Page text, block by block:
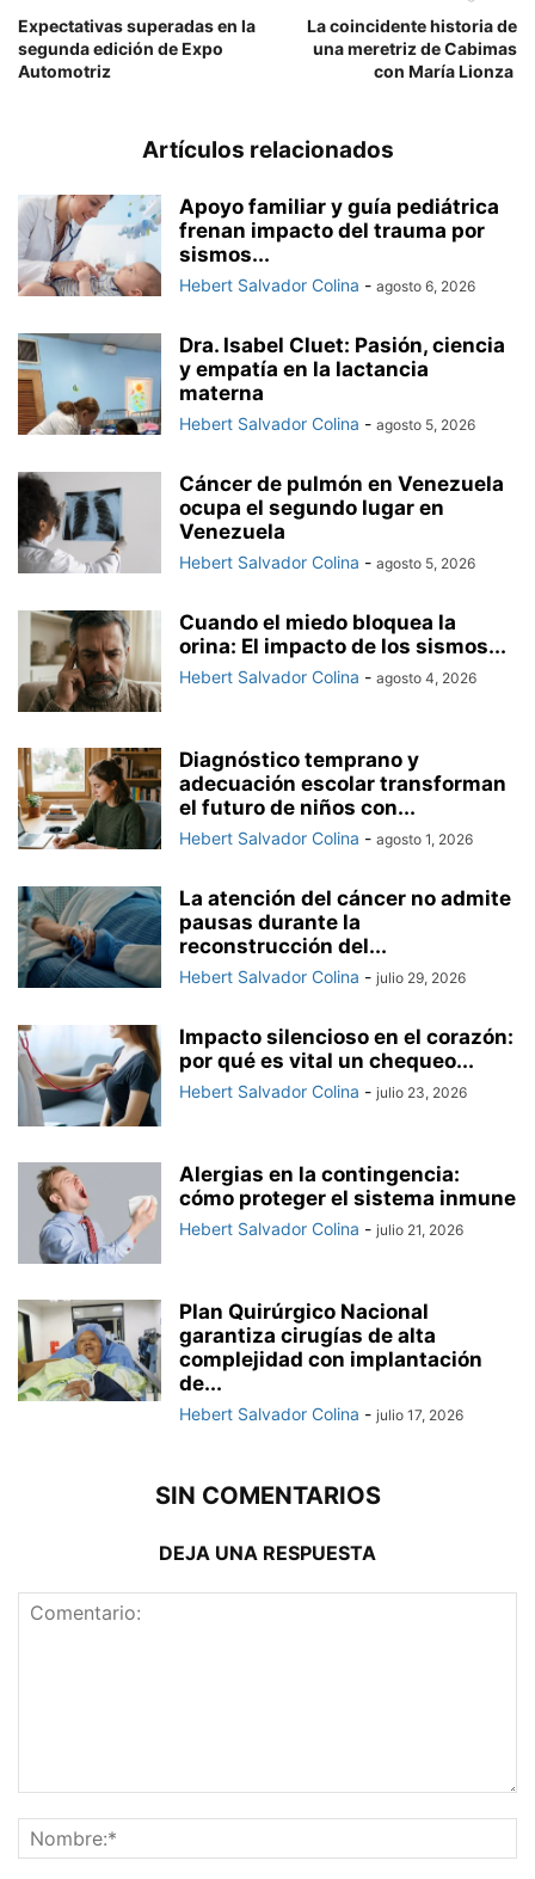
Expectativas superadas en la
segunda edición de Expo
Automotriz
La coincidente historia de
una meretriz de Cabimas
con María Lionza
Artículos relacionados
Apoyo familiar y guía pediátrica
frenan impacto del trauma por
sismos...
Hebert Salvador Colina - agosto 6, 2026
Dra. Isabel Cluet: Pasión, ciencia
y empatía en la lactancia
materna
Hebert Salvador Colina - agosto 5, 2026
Cáncer de pulmón en Venezuela
ocupa el segundo lugar en
Venezuela
Hebert Salvador Colina - agosto 5, 2026
Cuando el miedo bloquea la
orina: El impacto de los sismos...
Hebert Salvador Colina - agosto 4, 2026
Diagnóstico temprano y
adecuación escolar transforman
el futuro de niños con...
Hebert Salvador Colina - agosto 1, 2026
La atención del cáncer no admite
pausas durante la
reconstrucción del...
Hebert Salvador Colina - julio 29, 2026
Impacto silencioso en el corazón:
por qué es vital un chequeo...
Hebert Salvador Colina - julio 23, 2026
Alergias en la contingencia:
cómo proteger el sistema inmune
Hebert Salvador Colina - julio 21, 2026
Plan Quirúrgico Nacional
garantiza cirugías de alta
complejidad con implantación
de...
Hebert Salvador Colina - julio 17, 2026
SIN COMENTARIOS
DEJA UNA RESPUESTA